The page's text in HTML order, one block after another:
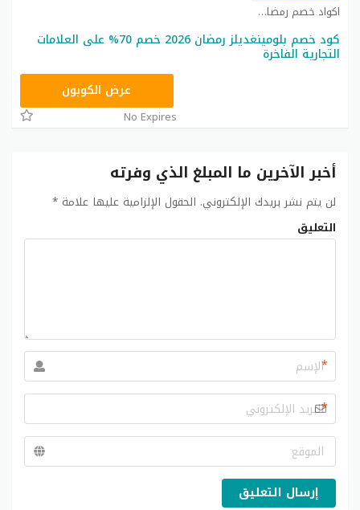
اكواد خصم رمضان كوبون
كود خصم بلومينغديلز رمضان 2026 خصم 70% على العلامات
التجارية الفاخرة
عرض الكوبون
No Expires
أخبر الآخرين ما المبلغ الذي وفرته
لن يتم نشر بريدك الإلكتروني. الحقول الإلزامية عليها علامة *
التعليق
*
*
إرسال التعليق